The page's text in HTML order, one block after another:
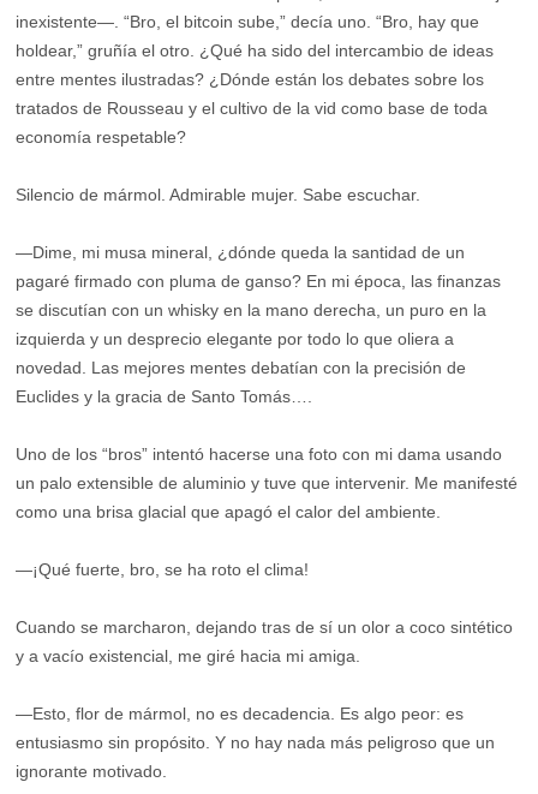
inexistente—. “Bro, el bitcoin sube,” decía uno. “Bro, hay que
holdear,” gruñía el otro. ¿Qué ha sido del intercambio de ideas
entre mentes ilustradas? ¿Dónde están los debates sobre los
tratados de Rousseau y el cultivo de la vid como base de toda
economía respetable?
Silencio de mármol. Admirable mujer. Sabe escuchar.
—Dime, mi musa mineral, ¿dónde queda la santidad de un
pagaré firmado con pluma de ganso? En mi época, las finanzas
se discutían con un whisky en la mano derecha, un puro en la
izquierda y un desprecio elegante por todo lo que oliera a
novedad. Las mejores mentes debatían con la precisión de
Euclides y la gracia de Santo Tomás….
Uno de los “bros” intentó hacerse una foto con mi dama usando
un palo extensible de aluminio y tuve que intervenir. Me manifesté
como una brisa glacial que apagó el calor del ambiente.
—¡Qué fuerte, bro, se ha roto el clima!
Cuando se marcharon, dejando tras de sí un olor a coco sintético
y a vacío existencial, me giré hacia mi amiga.
—Esto, flor de mármol, no es decadencia. Es algo peor: es
entusiasmo sin propósito. Y no hay nada más peligroso que un
ignorante motivado.